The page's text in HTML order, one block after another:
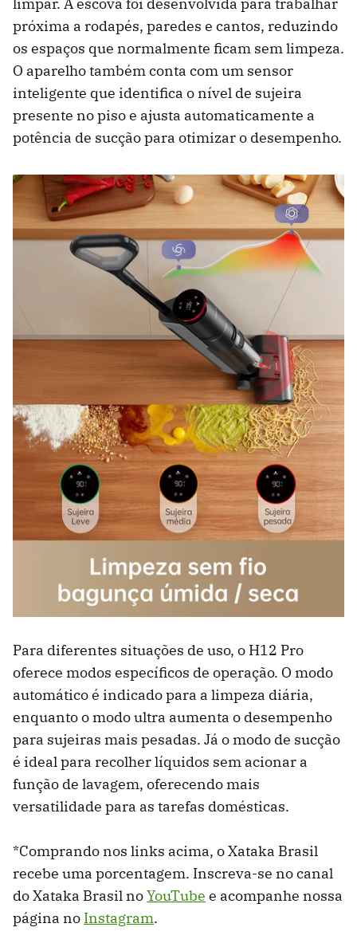
limpar. A escova foi desenvolvida para trabalhar
próxima a rodapés, paredes e cantos, reduzindo
os espaços que normalmente ficam sem limpeza.
O aparelho também conta com um sensor
inteligente que identifica o nível de sujeira
presente no piso e ajusta automaticamente a
potência de sucção para otimizar o desempenho.
Para diferentes situações de uso, o H12 Pro
oferece modos específicos de operação. O modo
automático é indicado para a limpeza diária,
enquanto o modo ultra aumenta o desempenho
para sujeiras mais pesadas. Já o modo de sucção
é ideal para recolher líquidos sem acionar a
função de lavagem, oferecendo mais
versatilidade para as tarefas domésticas.
*Comprando nos links acima, o Xataka Brasil
recebe uma porcentagem. Inscreva-se no canal
do Xataka Brasil noYouTube e acompanhe nossa
página no Instagram.